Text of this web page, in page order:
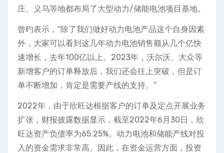
庄、义乌等地都布局了大型动力/储能电池项目基地。
曾旳表示，“除了我们做好动力电池产品这个自身因素
外，大家可以看到这几年动力电池销售额从几个亿快
速增长，去年100亿以上。2023年，沃尔沃、大众等
新增客户的订单释放后，我们还会往上突破，但是订
单不断增加，肯定是需要产线的支持。”
2022年，由于欣旺达根据客户的订单及定点开展业务
扩张，财报披露数据显示，截至2022年6月30日，欣
旺达资产负债率为65.25%。动力电池和储能产线对投
入的资金需求非常高。因此，在资金运营方面，投资